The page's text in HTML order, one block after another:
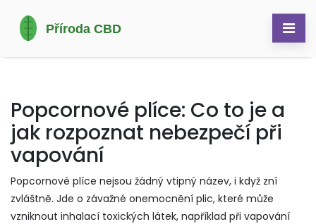
Popcornové plíce: Co to je a
jak rozpoznat nebezpečí při
vapování
Popcornové plíce nejsou žádný vtipný název, i když zní
zvláštně. Jde o závažné onemocnění plic, které může
vzniknout inhalací toxických látek, například při vapování